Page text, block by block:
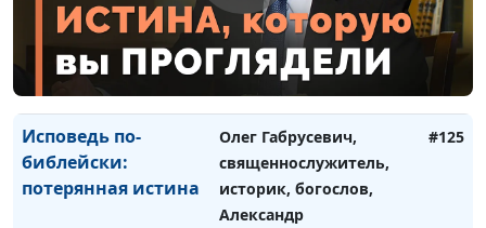
Божественного
откровения
историк, богослов,
Александр Богданенков,
священнослужитель,
филолог, литературовед
Исповедь по-
библейски:
потерянная истина
Олег Габрусевич,
священнослужитель,
историк, богослов,
Александр
#125